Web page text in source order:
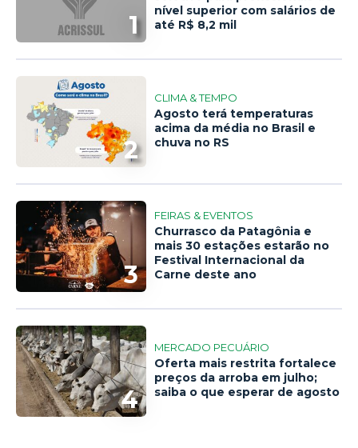
1
nível superior com salários de
até R$ 8,2 mil
2
CLIMA & TEMPO
Agosto terá temperaturas
acima da média no Brasil e
chuva no RS
3
FEIRAS & EVENTOS
Churrasco da Patagônia e
mais 30 estações estarão no
Festival Internacional da
Carne deste ano
4
MERCADO PECUÁRIO
Oferta mais restrita fortalece
preços da arroba em julho;
saiba o que esperar de agosto